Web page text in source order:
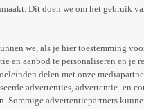
Dit doen we om het gebruik
we, als je hier toestemming
en aanbod te personaliseren en je
delen met onze
advertenties, advertentie- en
Sommige advertentiepartners